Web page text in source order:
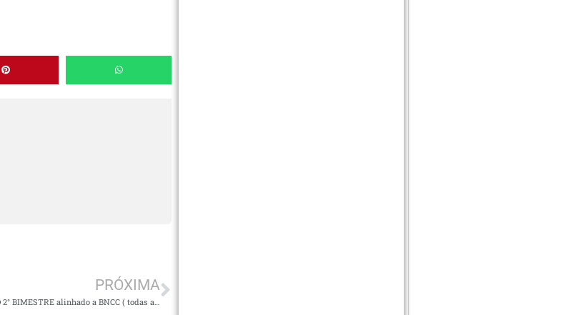
PRÓXIMA
5° ANO PLANEJAMENTO DO 2° BIMESTRE alinhado a BNCC ( todas as disciplinas)